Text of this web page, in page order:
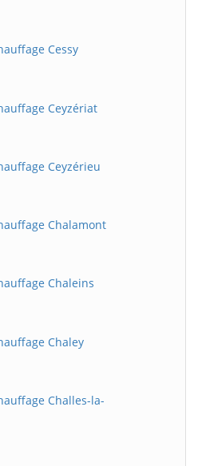
Cessy
Ceyzériat
Ceyzérieu
Chalamont
Chaleins
Chaley
Challes-la-